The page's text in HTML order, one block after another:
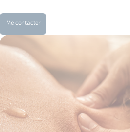
Me contacter